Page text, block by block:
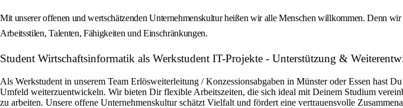
Mit unserer offenen und wertschätzenden Unternehmenskultur heißen wir alle Menschen willkommen. Denn
Arbeitsstilen, Talenten, Fähigkeiten und Einschränkungen.
Student Wirtschaftsinformatik als Werkstudent IT-Projekte - Unterstützung &
Als Werkstudent in unserem Team Erlösweiterleitung / Konzessionsabgaben in Münster oder Essen
Umfeld weiterzuentwickeln. Wir bieten Dir flexible Arbeitszeiten, die sich ideal mit Deinem Studium
zu arbeiten. Unsere offene Unternehmenskultur schätzt Vielfalt und fördert eine vertrauensvolle